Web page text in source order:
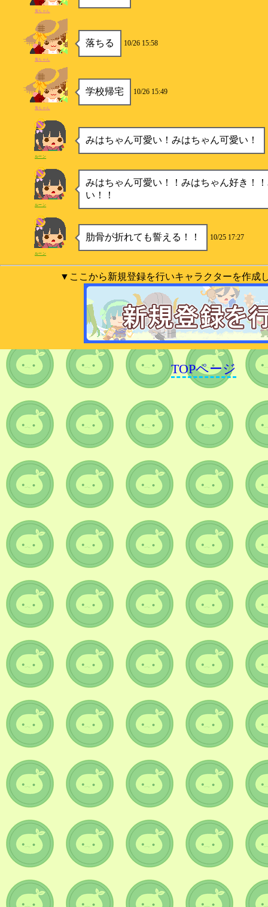
鬼ちゃん
落ちる 10/26 15:58
鬼ちゃん
学校帰宅 10/26 15:49
鬼ちゃん
みはちゃん可愛い！みはちゃん可愛い！
ルーン
みはちゃん可愛い！！みはちゃん好き！
い！！
ルーン
肋骨が折れても誓える！！ 10/25 17:27
ルーン
▼ここから新規登録を行いキャラクターを作成
TOPページ